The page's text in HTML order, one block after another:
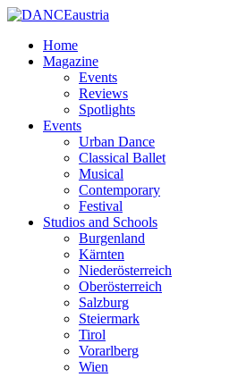
Home
Magazine
Events
Reviews
Spotlights
Events
Urban Dance
Classical Ballet
Musical
Contemporary
Festival
Studios and Schools
Burgenland
Kärnten
Niederösterreich
Oberösterreich
Salzburg
Steiermark
Tirol
Vorarlberg
Wien